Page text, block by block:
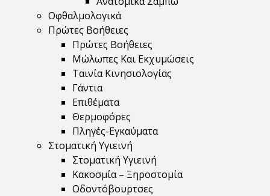
Οφθαλμολογικά
Πρώτες Βοήθειες
Πρώτες Βοήθειες
Μώλωπες Και Εκχυμώσεις
Ταινία Κινησιολογίας
Γάντια
Επιθέματα
Θερμοφόρες
Πληγές-Εγκαύματα
Στοματική Υγιεινή
Στοματική Υγιεινή
Κακοσμία – Ξηροστομία
Οδοντόβουρτσες